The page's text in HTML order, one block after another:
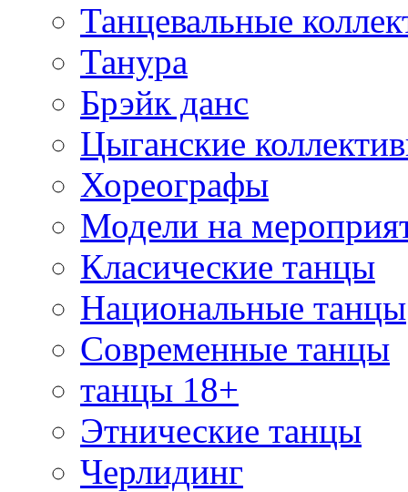
Танцевальные
Танура
Брэйк данс
Цыганские
Хореографы
Модели на
Класические танцы
Национальные танцы
Современные танцы
танцы 18+
Этнические танцы
Черлидинг